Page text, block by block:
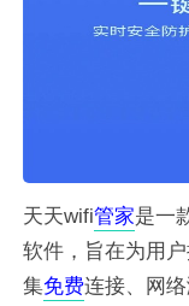
天天wifi管家是一
软件，旨在为用户
集免费连接、网